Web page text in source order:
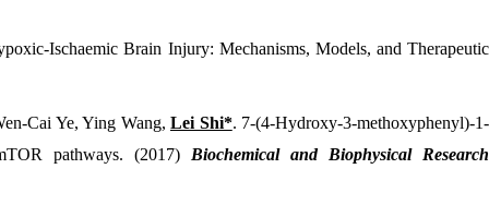
Ischaemic Brain Injury: Mechanisms, Models, and Therapeutic
Cai Ye, Ying Wang,Lei Shi*. 7-(4-Hydroxy-3-methoxyphenyl)-1-
pathways. (2017) Biochemical and Biophysical Research